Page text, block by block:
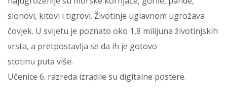
slonovi, kitovi i tigrovi. Životinje uglavnom ugrožava
čovjek. U svijetu je poznato oko 1,8 milijuna životinjskih
vrsta, a pretpostavlja se da ih je gotovo
stotinu puta više.
Učenice 6. razreda izradile su digitalne postere.